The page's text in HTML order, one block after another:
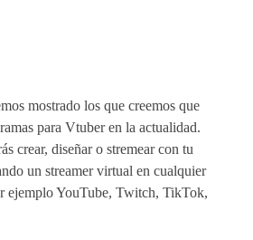
mostrado los que creemos que
para Vtuber en la actualidad.
crear, diseñar o stremear con tu
un streamer virtual en cualquier
ejemplo YouTube, Twitch, TikTok,